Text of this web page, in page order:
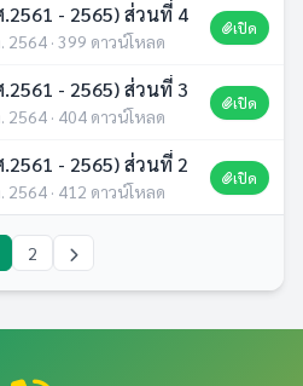
- 2565) ส่วนที่ 4
· 399 ดาวน์โหลด
เปิด
- 2565) ส่วนที่ 3
· 404 ดาวน์โหลด
เปิด
- 2565) ส่วนที่ 2
· 412 ดาวน์โหลด
เปิด
2